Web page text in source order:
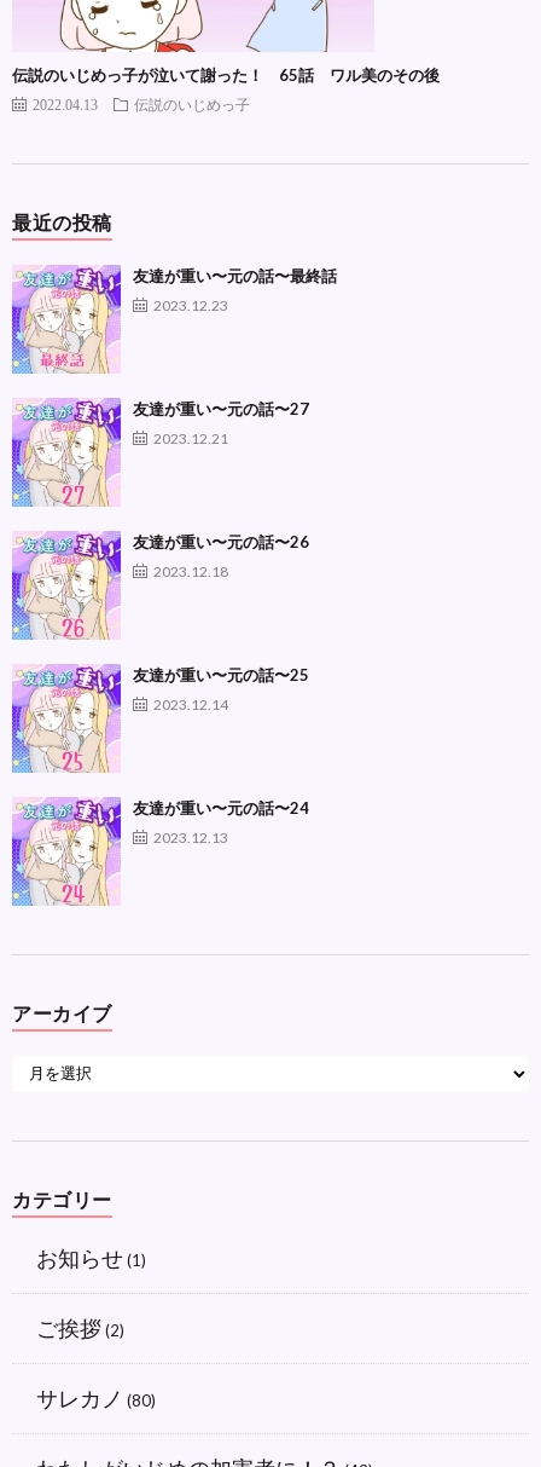
伝説のいじめっ子が泣いて謝った！ 65話 ワル美のその後
2022.04.13 伝説のいじめっ子
最近の投稿
友達が重い〜元の話〜最終話
2023.12.23
友達が重い〜元の話〜27
2023.12.21
友達が重い〜元の話〜26
2023.12.18
友達が重い〜元の話〜25
2023.12.14
友達が重い〜元の話〜24
2023.12.13
アーカイブ
カテゴリー
お知らせ(1)
ご挨拶(2)
サレカノ (80)